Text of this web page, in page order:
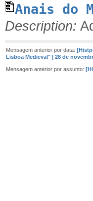
Anais do
Description:
Mensagem anterior por data:
Lisboa Medieval" | 28 de
Mensagem anterior por assunto: